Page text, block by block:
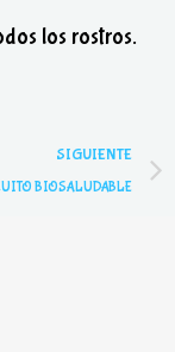
los rostros.
SIGUIENTE
BIOSALUDABLE